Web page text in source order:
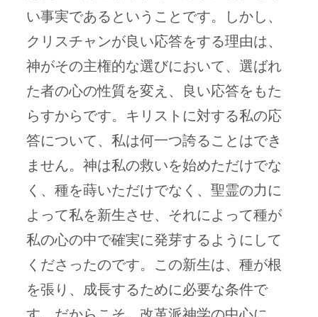
い事実であるということです。しかし、
クリスチャンが良い応答をする理由は、
神がその主権的な選びにおいて、選ばれ
た者の心の性質を変え、良い応答をもた
らすからです。キリストに対する私の応
答について、私は何一つ誇ることはでき
ません。神は私の救いを始めただけでな
く、種を蒔いただけでなく、聖霊の力に
よって私を新生させ、それによって種が
私の心の中で確実に発芽するようにして
くださったのです。この新生は、種が根
を張り、成長するために必要な条件で